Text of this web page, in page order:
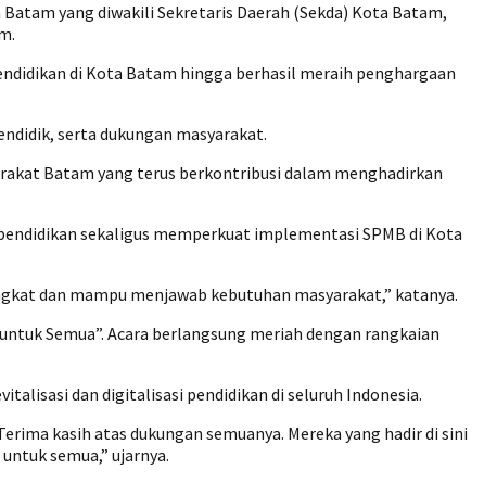
yang diwakili Sekretaris Daerah (Sekda) Kota Batam,
di Kota Batam hingga berhasil meraih penghargaan
serta dukungan masyarakat.
Batam yang terus berkontribusi dalam menghadirkan
sekaligus memperkuat implementasi SPMB di Kota
dan mampu menjawab kebutuhan masyarakat,” katanya.
Semua”. Acara berlangsung meriah dengan rangkaian
dan digitalisasi pendidikan di seluruh Indonesia.
kasih atas dukungan semuanya. Mereka yang hadir di sini
semua,” ujarnya.